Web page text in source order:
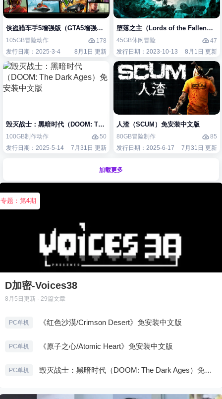
侠盗猎车手5增强版（GTA5增强版（Grand Theft Auto V Enhanced）免安
105GB冒险动作
178
发行日期：2025-3-4
8月1日 更新
堕落之主（Lords of the Fallen）免
45GB休闲 冒险
47
发行日期：2023-10-13
8月1日 更新
毁灭战士：黑暗时代（DOOM: The Dark Ages）免安装中文版
100GB制作动作
50
发行日期：2025-5-14
7月31日 更新
人渣（SCUM）免安装中文版
80GB冒险制作
85
发行日期：2025-6-17
7月31日 更新
加载更多
专题：第4期
D加密-Voices38
8月5日 更新 · 29篇文章
PC单机 《红色沙漠/Crimson Desert》免安装中文版
PC单机 《原子之心/Atomic Heart》免安装中文版
PC单机 毁灭战士：黑暗时代（DOOM: The Dark Ages）免安装中文版